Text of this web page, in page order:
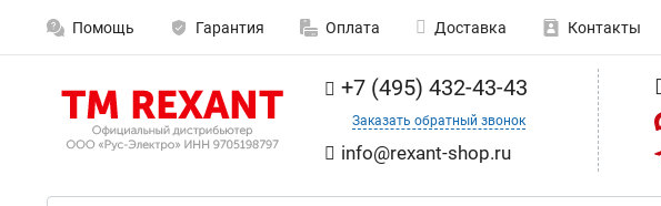
Помощь Гарантия Оплата Доставка Контакты
+7 (495) 432-43-43
Заказать обратный звонок
info@rexant-shop.ru